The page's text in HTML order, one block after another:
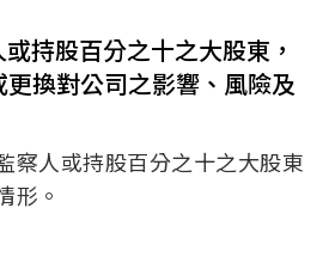
持股百分之十之大股東，
換對公司之影響、風險及
察人或持股百分之十之大股東
形。